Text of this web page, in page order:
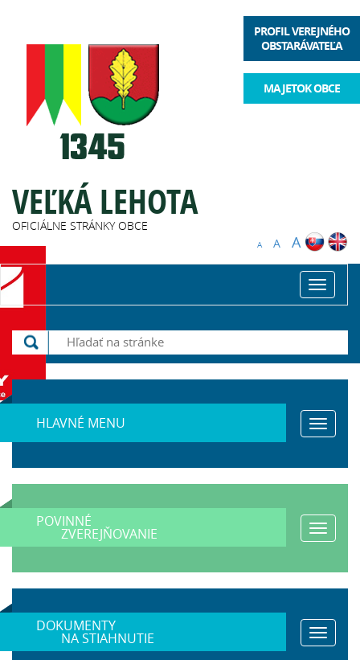
VEĽKÁ LEHOTA
OFICIÁLNE STRÁNKY OBCE
PROFIL VEREJNÉHO
OBSTARÁVATEĽA
MAJETOK OBCE
A A A
Toggle
HLAVNÉ MENU
Toggle
POVINNÉ
ZVEREJŇOVANIE
Toggle
DOKUMENTY
NA STIAHNUTIE
Toggle